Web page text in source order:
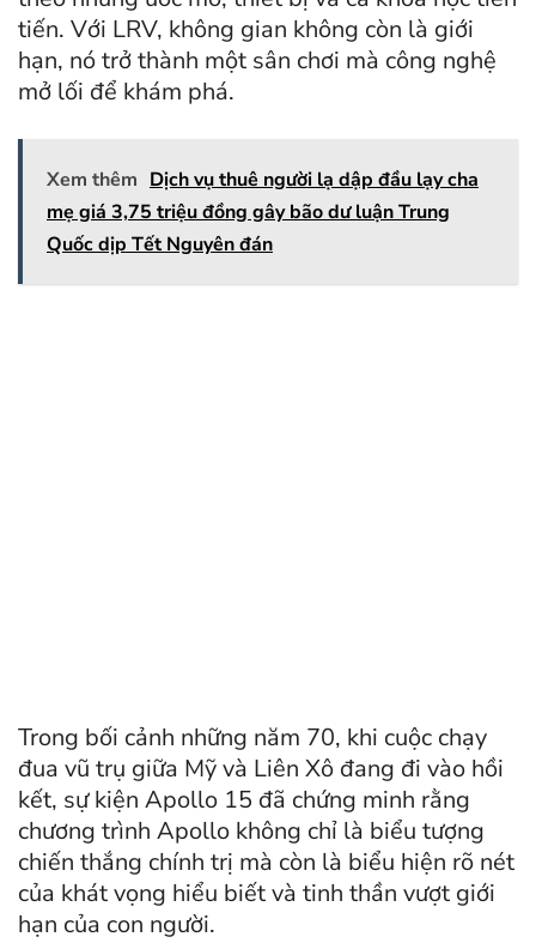
tiến. Với LRV, không gian không còn là giới
hạn, nó trở thành một sân chơi mà công nghệ
mở lối để khám phá.
Xem thêm Dịch vụ thuê người lạ dập đầu lạy cha
mẹ giá 3,75 triệu đồng gây bão dư luận Trung
Quốc dịp Tết Nguyên đán
Trong bối cảnh những năm 70, khi cuộc chạy
đua vũ trụ giữa Mỹ và Liên Xô đang đi vào hồi
kết, sự kiện Apollo 15 đã chứng minh rằng
chương trình Apollo không chỉ là biểu tượng
chiến thắng chính trị mà còn là biểu hiện rõ nét
của khát vọng hiểu biết và tinh thần vượt giới
hạn của con người.